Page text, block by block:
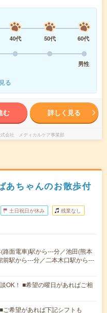
40代 50代
60代
男性
る
む 詳しく見る
式会社 メディカルケア事業部
あちゃんのお散歩付
土日祝日が休み 残業なし
路面電車)駅から---分／池田(熊本
前駅から---分／二本木口駅から---
OK！ ■希望の曜日があればご相
希望があれば下記シフトも